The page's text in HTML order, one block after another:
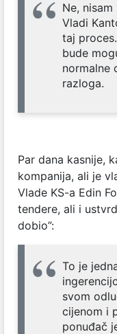
Ne,
Vladi
taj
bude
normalne
razloga.
Par dana kasnije,
kompanija, ali je
Vlade KS-a Edin
tendere, ali i
dobio”:
To je
svom
cijenom i
ponuđač